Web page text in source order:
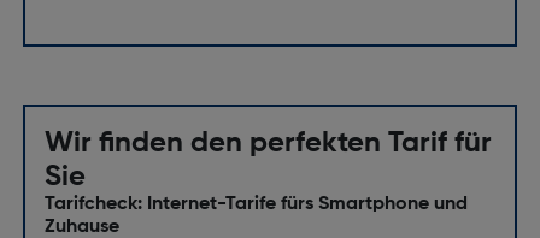
Wir finden den perfekten Tarif für
Sie
Tarifcheck: Internet-Tarife fürs Smartphone und
Zuhause